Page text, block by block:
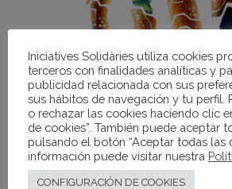
ERES UN COL·LEGI O
VOLS COL·LABORAR AMB
NOSALTRES? Un any
Iniciatives Solidàries
Iniciatives Solidàries utiliza cookies
terceros con finalidades analíticas y
publicidad relacionada con sus
sus hábitos de navegación y tu perfil.
o rechazar las cookies haciendo clic
de cookies”. También puede aceptar
pulsando el botón “Aceptar todas las
información puede visitar nuestra
CONFIGURACIÓN DE COOKIES